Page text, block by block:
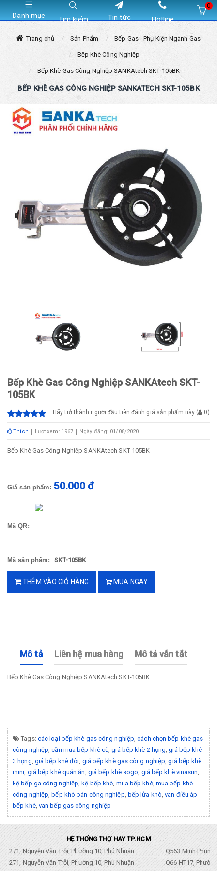
Danh mục Tìm kiếm Tin tức Hotline
0
Trang chủ Sản Phẩm Bếp Gas - Phụ Kiện Ngành Gas
Bếp Khè Công Nghiệp
Bếp Khè Gas Công Nghiệp SANKAtech SKT-105BK
BẾP KHÈ GAS CÔNG NGHIỆP SANKATECH SKT-105BK
Bếp Khè Gas Công Nghiệp SANKAtech SKT-
105BK
Hãy trở thành người đầu tiên đánh giá sản phẩm này ( 0)
Thích Lượt xem: 1967 Ngày đăng: 01/08/2020
Bếp Khè Gas Công Nghiệp SANKAtech SKT-105BK
Giá sản phẩm: 50.000 đ
Mã QR:
Mã sản phẩm: SKT-105BK
THÊM VÀO GIỎ HÀNG MUA NGAY
Mô tả Liên hệ mua hàng Mô tả vắn tắt
Bếp Khè Gas Công Nghiệp SANKAtech SKT-105BK
Tags: các loại bếp khè gas công nghiệp ,cách chọn bếp khè gas
công nghiệp ,cần mua bếp khè cũ ,giá bếp khè 2 họng ,giá bếp khè
3 họng giá bếp khè đôi giá bếp khè gas công nghiệp ,giá bếp khè
mini giá bếp khè quán ăn giá bếp khè sogo giá bếp khè vinasun
kệ bếp ga công nghiệp ,kệ bếp khè mua bếp khè, mua bếp khè
công nghiệp ,bếp khò bán công nghiệp bếp lửa khò ,van điều áp
bếp khè, van bếp gas công nghiệp
HỆ THỐNG THỢ HAY TP.HCM
271, Nguyễn Văn Trỗi, Phường 10, Phú Nhuận
Q563 Minh
271, Nguyễn Văn Trỗi, Phường 10, Phú Nhuận
Q66 HT17,